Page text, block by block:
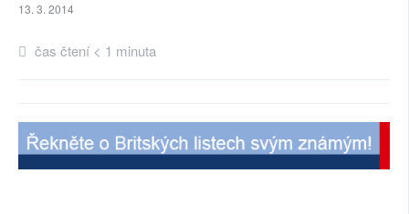
TÉMATA
NEJČTENĚJŠÍ ZA 7 DNÍ
PŘÍSPĚVKY NA PROVOZ
13. 3. 2014
čas čtení < 1 minuta